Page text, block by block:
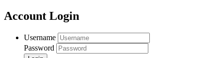
Account Login
Username
Password